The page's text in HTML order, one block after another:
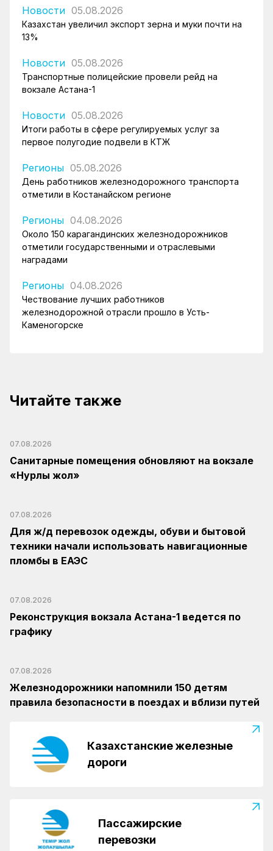
Новости 05.08.2026
Казахстан увеличил экспорт зерна и муки почти на
13%
Новости 05.08.2026
Транспортные полицейские провели рейд на
вокзале Астана-1
Новости 05.08.2026
Итоги работы в сфере регулируемых услуг за
первое полугодие подвели в КТЖ
Регионы 05.08.2026
День работников железнодорожного транспорта
отметили в Костанайском регионе
Регионы 04.08.2026
Около 150 карагандинских железнодорожников
отметили государственными и отраслевыми
наградами
Регионы 04.08.2026
Чествование лучших работников
железнодорожной отрасли прошло в Усть-
Каменогорске
Читайте также
07.08.2026
Санитарные помещения обновляют на вокзале
«Нурлы жол»
07.08.2026
Для ж/д перевозок одежды, обуви и бытовой
техники начали использовать навигационные
пломбы в ЕАЭС
07.08.2026
Реконструкция вокзала Астана-1 ведется по
графику
07.08.2026
Железнодорожники напомнили 150 детям
правила безопасности в поездах и вблизи путей
Казахстанские железные
дороги
Пассажирские
перевозки